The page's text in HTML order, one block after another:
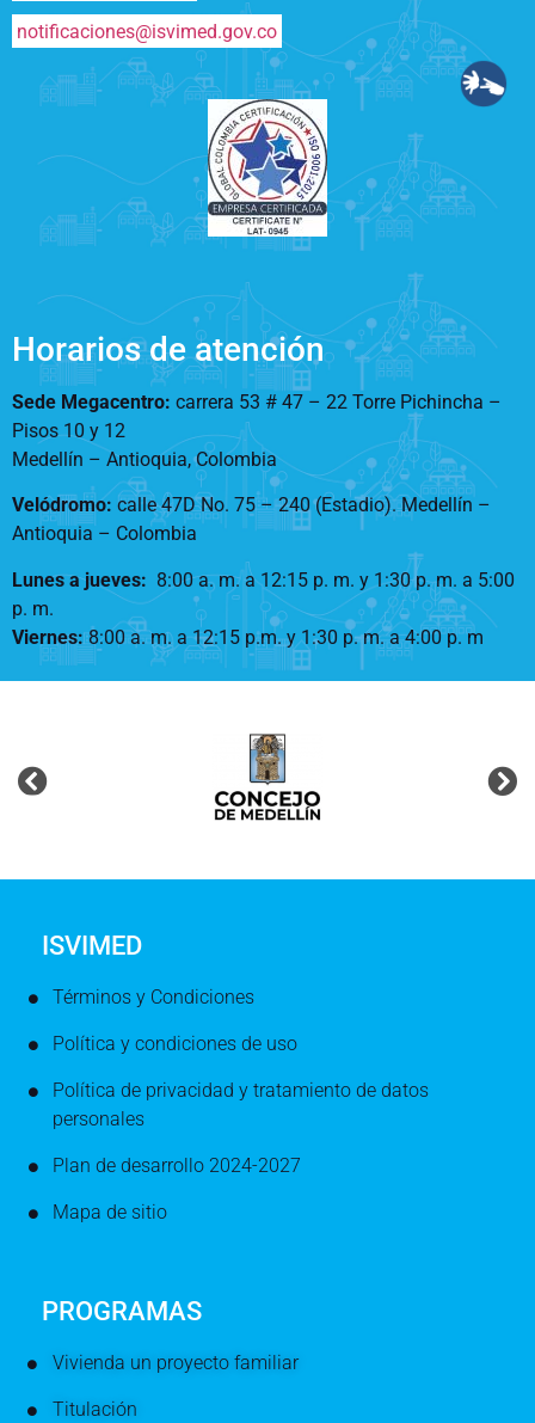
notificaciones@isvimed.gov.co
Horarios de atención
Sede Megacentro: carrera 53 # 47 – 22 Torre Pichincha –
Pisos 10 y 12
Medellín – Antioquia, Colombia
Velódromo: calle 47D No. 75 – 240 (Estadio). Medellín –
Antioquia – Colombia
Lunes a jueves: 8:00 a. m. a 12:15 p. m. y 1:30 p. m. a 5:00
p. m.
Viernes:8:00 a. m. a 12:15 p.m. y 1:30 p. m. a 4:00 p. m
ISVIMED
Términos y Condiciones
Política y condiciones de uso
Política de privacidad y tratamiento de datos
personales
Plan de desarrollo 2024-2027
Mapa de sitio
PROGRAMAS
Vivienda un proyecto familiar
Titulación